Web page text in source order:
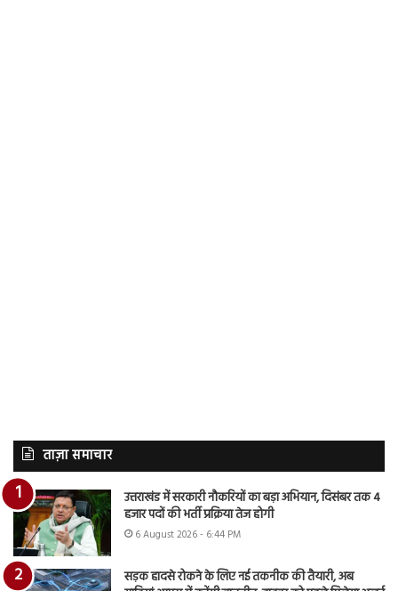
ताज़ा समाचार
उत्तराखंड में सरकारी नौकरियों का बड़ा अभियान, दिसंबर तक 4
हजार पदों की भर्ती प्रक्रिया तेज होगी
6 August 2026 - 6:44 PM
सड़क हादसे रोकने के लिए नई तकनीक की तैयारी, अब